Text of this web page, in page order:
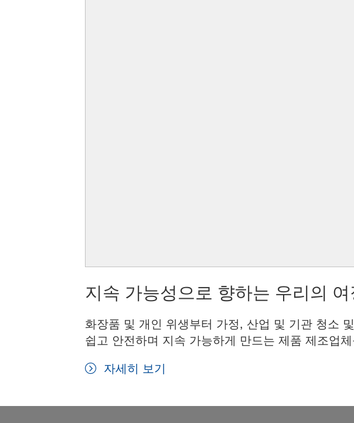
지속 가능성으로 향하는 우리의
화장품 및 개인 위생부터 가정, 산업 및 기관 청소
쉽고 안전하며 지속 가능하게 만드는 제품 제조업
자세히 보기